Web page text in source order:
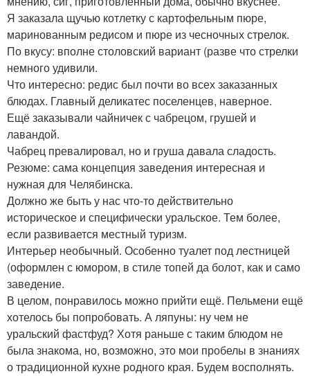
Я заказала щучью котлетку с картофельным пюре,
маринованным редисом и пюре из чесночных стрелок.
По вкусу: вполне столовский вариант (разве что стрелки
немного удивили.
Что интересно: редис был почти во всех заказанных
блюдах. Главный деликатес поселенцев, наверное.
Ещё заказывали чайничек с чабрецом, грушей и
лавандой.
Чабрец превалировал, но и груша давала сладость.
Резюме: сама концепция заведения интересная и
нужная для Челябинска.
Должно же быть у нас что-то действительно
историческое и специфически уральское. Тем более,
если развивается местный туризм.
Интерьер необычный. Особенно туалет под лестницей
(оформлен с юмором, в стиле топей да болот, как и само
заведение.
В целом, понравилось можно прийти ещё. Пельмени ещё
хотелось бы попробовать. А ляпуны: ну чем не
уральский фастфуд? Хотя раньше с таким блюдом не
была знакома, но, возможно, это мои пробелы в знаниях
о традиционной кухне родного края. Будем восполнять.